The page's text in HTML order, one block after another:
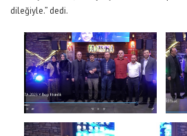
dileğiyle.” dedi.